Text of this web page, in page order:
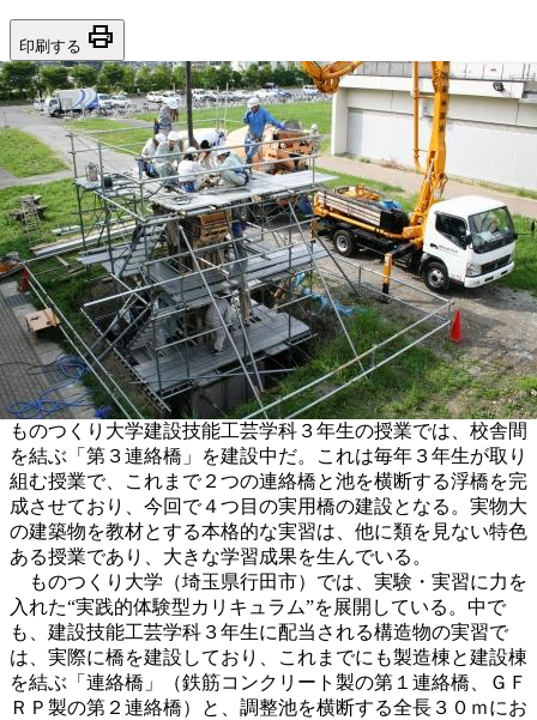
印刷する print
ものつくり大学建設技能工芸学科３年生の授業では、校舎間
を結ぶ「第３連絡橋」を建設中だ。これは毎年３年生が取り
組む授業で、これまで２つの連絡橋と池を横断する浮橋を完
成させており、今回で４つ目の実用橋の建設となる。実物大
の建築物を教材とする本格的な実習は、他に類を見ない特色
ある授業であり、大きな学習成果を生んでいる。
ものつくり大学（埼玉県行田市）では、実験・実習に力を
入れた“実践的体験型カリキュラム”を展開している。中で
も、建設技能工芸学科３年生に配当される構造物の実習で
は、実際に橋を建設しており、これまでにも製造棟と建設棟
を結ぶ「連絡橋」（鉄筋コンクリート製の第１連絡橋、ＧＦ
ＲＰ製の第２連絡橋）と、調整池を横断する全長３０ｍにお